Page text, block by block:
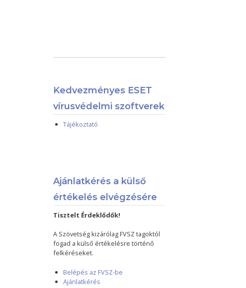
Kedvezményes ESET
vírusvédelmi szoftverek
Tájékoztató
Ajánlatkérés a külső
értékelés elvégzésére
Tisztelt Érdeklődők!
A Szövetség kizárólag FVSZ tagoktól
fogad a külső értékelésre történő
felkéréseket.
Belépés az FVSZ-be
Ajánlatkérés